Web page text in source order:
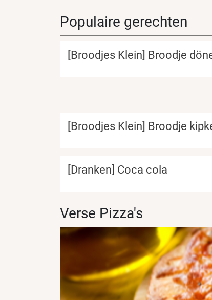
Populaire gerechten
[Broodjes Klein] Broodje
[Broodjes Klein] Broodje
[Dranken] Coca cola
Verse Pizza's